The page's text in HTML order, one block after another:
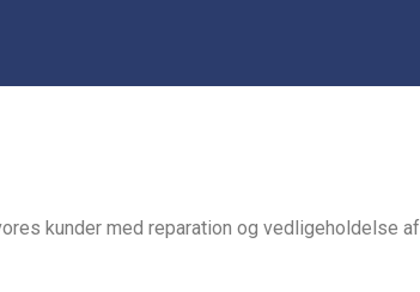
kunder med reparation og vedligeholdelse af